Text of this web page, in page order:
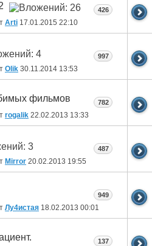
Arti 17.01.2015 22:10
426
Olik 30.11.2014 13:53
997
фильмов
rogalik 22.02.2013 13:33
782
Mirror 20.02.2013 19:55
487
Лу4истая 18.02.2013 00:01
949
137